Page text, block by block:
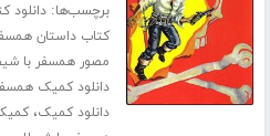
برچسب‌ها:دانلود
کتاب داستان
مصور همسفر با
دانلود کمیک
دانلود کمیک،